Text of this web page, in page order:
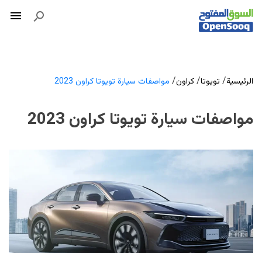
الرئيسية/ تويوتا/كراون/ مواصفات سيارة تويوتا كراون 2023
مواصفات سيارة تويوتا كراون 2023